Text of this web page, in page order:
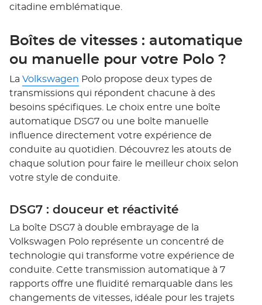
citadine emblématique.
Boîtes de vitesses : automatique
ou manuelle pour votre Polo ?
La Volkswagen Polo propose deux types de
transmissions qui répondent chacune à des
besoins spécifiques. Le choix entre une boîte
automatique DSG7 ou une boîte manuelle
influence directement votre expérience de
conduite au quotidien. Découvrez les atouts de
chaque solution pour faire le meilleur choix selon
votre style de conduite.
DSG7 : douceur et réactivité
La boîte DSG7 à double embrayage de la
Volkswagen Polo représente un concentré de
technologie qui transforme votre expérience de
conduite. Cette transmission automatique à 7
rapports offre une fluidité remarquable dans les
changements de vitesses, idéale pour les trajets